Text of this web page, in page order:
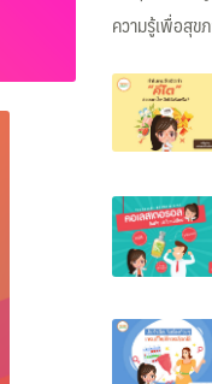
ความรู้เพื่อสุข